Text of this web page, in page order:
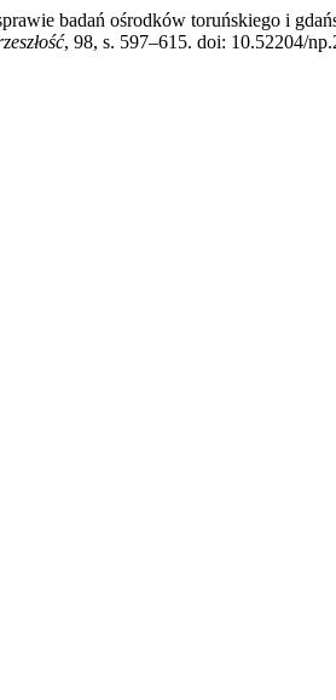
badań ośrodków toruńskiego i
, 98, s. 597–615. doi: 10.52204/